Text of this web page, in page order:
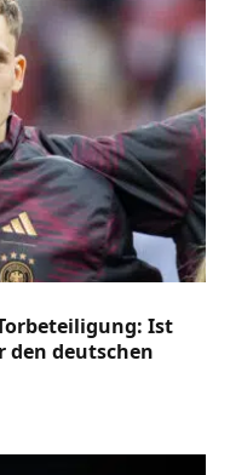
Ist
den deutschen